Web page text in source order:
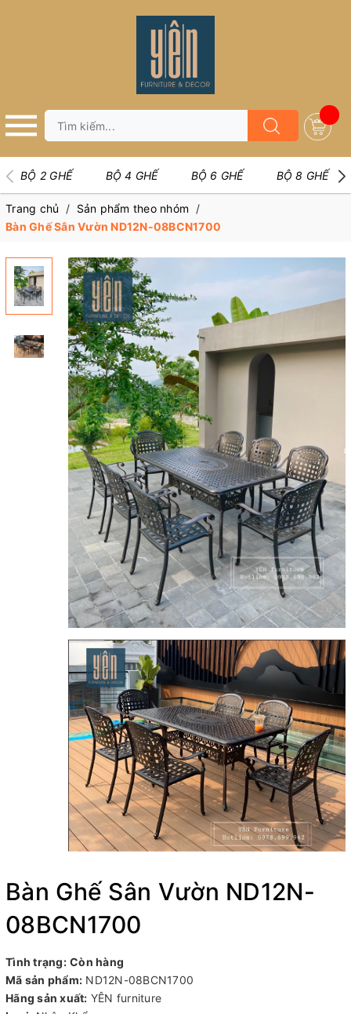
BỘ 2 GHẾ BỘ 4 GHẾ BỘ 6 GHẾ BỘ 8 GHẾ
Trang chủ / Sản phẩm theo nhóm
/
Bàn Ghế Sân Vườn ND12N-08BCN1700
Bàn Ghế Sân Vườn ND12N-
08BCN1700
Tình trạng: Còn hàng
Mã sản phẩm: ND12N-08BCN1700
Hãng sản xuất: YÊN furniture